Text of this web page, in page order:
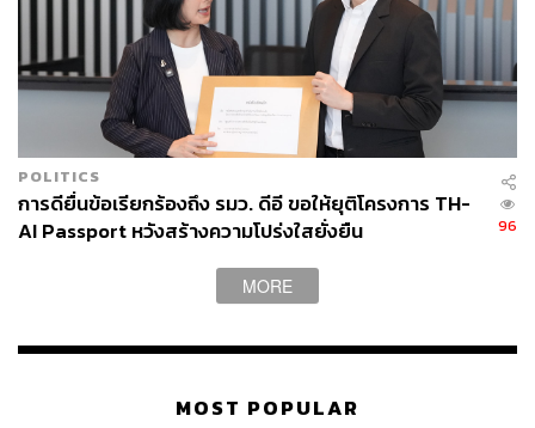
POLITICS
การดียื่นข้อเรียกร้องถึง รมว. ดีอี ขอให้ยุติโครงการ TH-
AI Passport หวังสร้างความโปร่งใสยั่งยืน
96
MORE
MOST POPULAR